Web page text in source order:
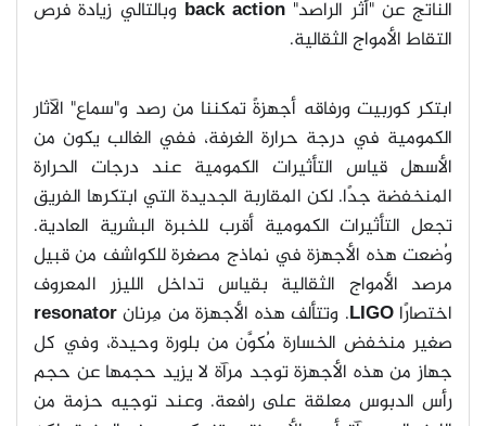
الناتج عن "أثر الراصد"
وبالتالي زيادة فرص
التقاط الأمواج الثقالية.
ابتكر كوربيت ورفاقه أجهزةً تمكننا من رصد و"سماع" الآثار
الكمومية في درجة حرارة الغرفة، ففي الغالب يكون من
الأسهل قياس التأثيرات الكمومية عند درجات الحرارة
المنخفضة جدًا. لكن المقاربة الجديدة التي ابتكرها الفريق
تجعل التأثيرات الكمومية أقرب للخبرة البشرية العادية.
وُضعت هذه الأجهزة في نماذج مصغرة للكواشف من قبيل
مرصد الأمواج الثقالية بقياس تداخل الليزر المعروف
اختصارًا LIGO
. وتتألف هذه الأجهزة من مِرنانresonator
صغير منخفض الخسارة مُكوَّن من بلورة وحيدة، وفي كل
جهاز من هذه الأجهزة توجد مرآة لا يزيد حجمها عن حجم
رأس الدبوس معلقة على رافعة. وعند توجيه حزمة من